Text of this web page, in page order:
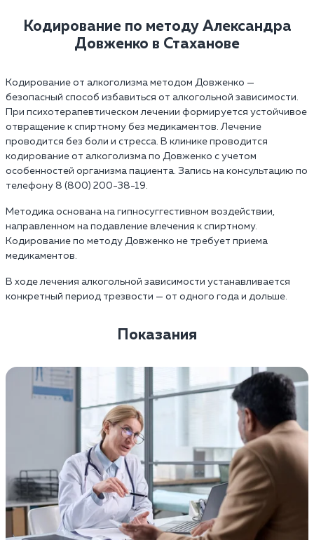
Кодирование по методу Александра
Довженко в Стаханове
Кодирование от алкоголизма методом Довженко —
безопасный способ избавиться от алкогольной зависимости.
При психотерапевтическом лечении формируется устойчивое
отвращение к спиртному без медикаментов. Лечение
проводится без боли и стресса. В клинике проводится
кодирование от алкоголизма по Довженко с учетом
особенностей организма пациента. Запись на консультацию по
телефону 8 (800) 200-38-19.
Методика основана на гипносуггестивном воздействии,
направленном на подавление влечения к спиртному.
Кодирование по методу Довженко не требует приема
медикаментов.
В ходе лечения алкогольной зависимости устанавливается
конкретный период трезвости — от одного года и дольше.
Показания